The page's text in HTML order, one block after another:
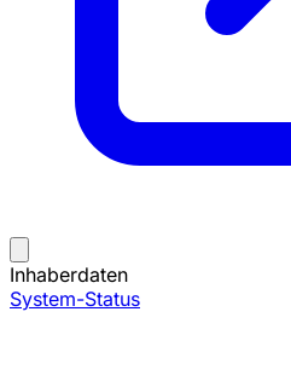
Inhaberdaten
System-Status